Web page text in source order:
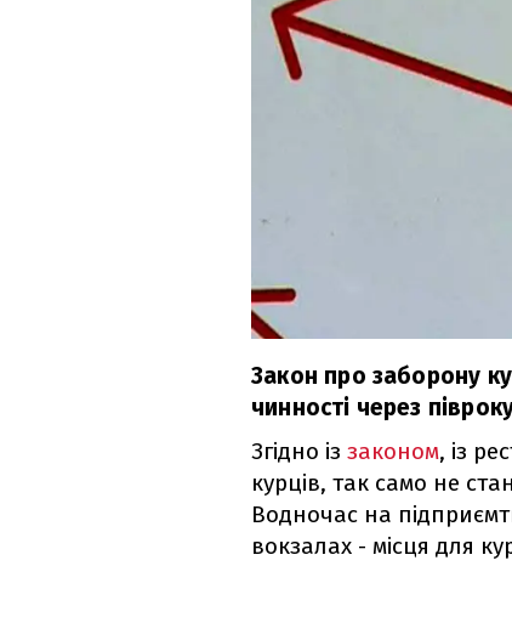
Закон про заборону
чинності через
Згідно із законом, із
курців, так само не
Водночас на
вокзалах - місця для